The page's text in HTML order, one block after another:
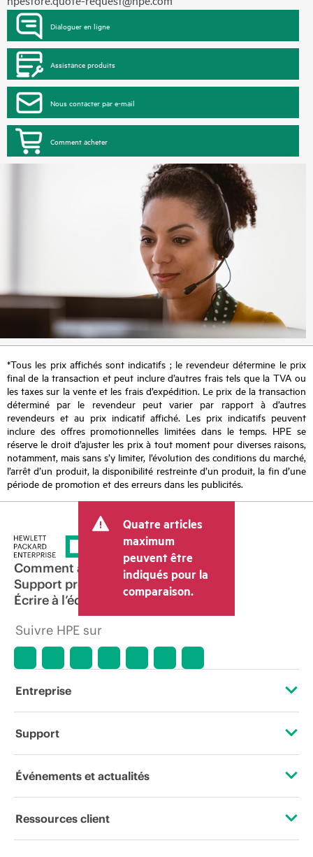
Dialoguer en ligne
Assistance produits
Nous contacter par e-mail
Comment acheter
*Tous les prix affichés sont indicatifs ; le revendeur détermine le prix
final de la transaction et peut inclure d’autres frais tels que la TVA ou
les taxes sur la vente et les frais d’expédition. Le prix de la transaction
déterminé par le revendeur peut varier par rapport à d’autres
revendeurs et au prix indicatif affiché. Les prix indicatifs peuvent
inclure des offres promotionnelles limitées dans le temps. HPE se
réserve le droit d’ajuster les prix à tout moment pour diverses raisons,
notamment, mais sans s’y limiter, l’évolution des conditions du marché,
l’arrêt d’un produit, la disponibilité restreinte d’un produit, la fin d’une
période de promotion et des erreurs dans les publicités.
Quatre articles
maximum
peuvent être
indiqués pour la
comparaison.
Comment acheter
Support produit
Écrire à l’équipe commerciale
Suivre HPE sur
Entreprise
À propos de HPE
Responsabilité d’entreprise
Support
Services d’assistance opérationnelle (OSS)
Événements et actualités
Événements
Ressources client